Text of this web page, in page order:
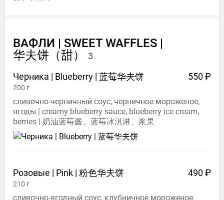
ВАФЛИ | SWEET WAFFLES |
华夫饼（甜）
3
Черника | Blueberry | 蓝莓华夫饼 550 ₽
200 г
сливочно-черничный соус, черничное мороженое,
ягоды | creamy blueberry sauce, blueberry ice cream,
berries | 奶油蓝莓酱、蓝莓冰淇淋、浆果
Розовые | Pink | 粉色华夫饼 490 ₽
210 г
сливочно-ягодный соус, клубничное мороженое,